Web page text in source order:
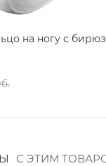
на ногу с
С ЭТИМ